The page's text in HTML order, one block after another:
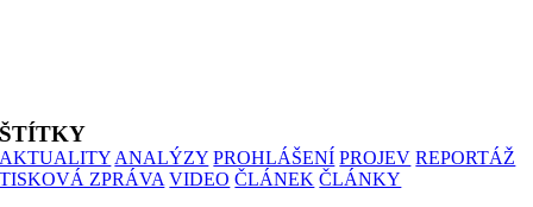
ŠTÍTKY
AKTUALITY ANALÝZY PROHLÁŠENÍ PROJEV REPORTÁŽ
TISKOVÁ ZPRÁVA VIDEO ČLÁNEK ČLÁNKY